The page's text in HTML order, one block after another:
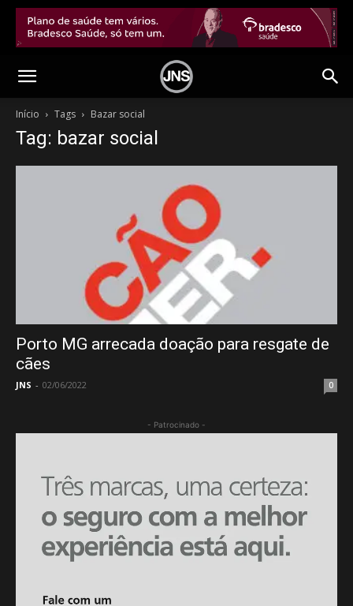
Início Tags Bazar social
Tag: bazar social
Porto MG arrecada doação para resgate de
cães
JNS - 02/06/2022 0
- Patrocinado -